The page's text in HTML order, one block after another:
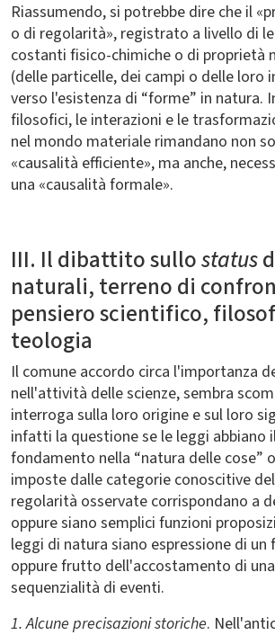
Riassumendo, si potrebbe dire che il
o di regolarità», registrato a livello di
costanti fisico-chimiche o di proprietà
(delle particelle, dei campi o delle loro
verso l'esistenza di “forme” in natura.
filosofici, le interazioni e le
nel mondo materiale rimandano non
«causalità efficiente», ma anche,
una «causalità formale».
III. Il dibattito sullostatus
naturali, terreno di
pensiero scientifico,
teologia
Il comune accordo circa l'importanza
nell'attività delle scienze, sembra
interroga sulla loro origine e sul loro
infatti la questione se le leggi abbiano
fondamento nella “natura delle cose”
imposte dalle categorie conoscitive
regolarità osservate corrispondano a
oppure siano semplici funzioni
leggi di natura siano espressione di un
oppure frutto dell'accostamento di
sequenzialità di eventi.
1. Alcune precisazioni storiche.